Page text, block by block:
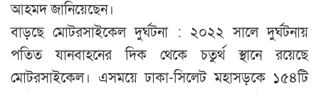
আহমদ জানিয়েছেন।
বাড়ছে মোটরসাইকেল দুর্ঘটনা : ২০২২ সালে দুর্ঘটনায়
পতিত যানবাহনের দিক থেকে চতুর্থ স্থানে রয়েছে
মোটরসাইকেল। এসময়ে ঢাকা-সিলেট মহাসড়কে ১৫৪টি